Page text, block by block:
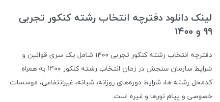
لینک دانلود دفترچه انتخاب رشته کنکور تجربی
۹۹ و ۱۴۰۰
دفترچه انتخاب رشته کنکور تجربی ۱۴۰۰ شامل یک سری قوانین و
شرایط سازمان سنجش در زمان انتخاب رشته کنکور ۱۴۰۰ به همراه
کدمحل رشته ها، شرایط دوره‌های روزانه، شبانه، غیرانتفاعی، موسسات
خصوصی و پیام نور‌ها و غیره است.